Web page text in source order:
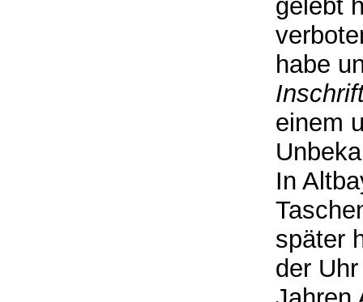
gelebt
habe
einem
In
später
der